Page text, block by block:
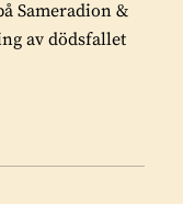
Sameradion &
av dödsfallet